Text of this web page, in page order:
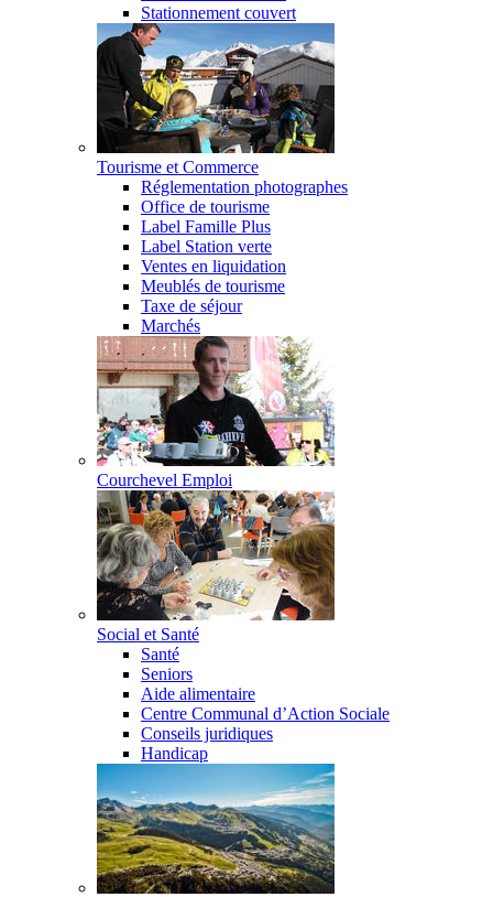
Stationnement couvert
Tourisme et Commerce
Réglementation photographes
Office de tourisme
Label Famille Plus
Label Station verte
Ventes en liquidation
Meublés de tourisme
Taxe de séjour
Marchés
Courchevel Emploi
Social et Santé
Santé
Seniors
Aide alimentaire
Centre Communal d’Action Sociale
Conseils juridiques
Handicap